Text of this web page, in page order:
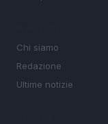
Chi siamo
Redazione
Ultime notizie